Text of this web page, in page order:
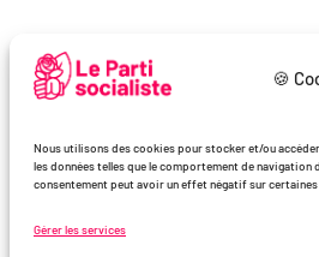
🍪
Nous utilisons des cookies pour stocker et/ou
les données telles que le comportement de
consentement peut avoir un effet négatif sur
Gérer les services